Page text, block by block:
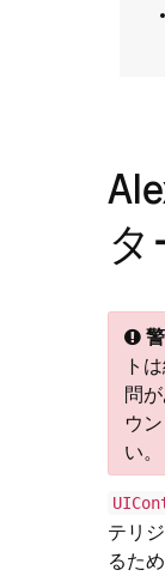
タ
ト
問
ウ
い。
テリ
るた